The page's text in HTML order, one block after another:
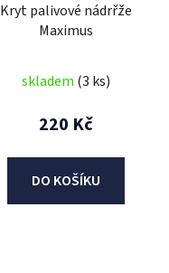
Kryt palivové nádrřže
Maximus
skladem (3 ks)
220 Kč
DO KOŠÍKU